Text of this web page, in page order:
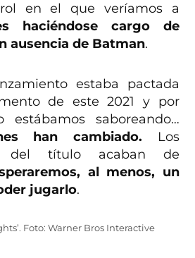
en el que veríamos a
haciéndose cargo de
ausencia de Batman.
estaba pactada
de este 2021 y por
estábamos saboreando…
han cambiado. Los
del título acaban de
al menos, un
jugarlo.
Foto: Warner Bros Interactive